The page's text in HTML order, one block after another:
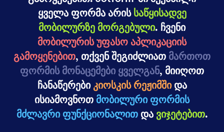
Convert Submission into PDF Document
Convert Submission into PDF Document easily.
Generate PDFs for single or multiple form
submissions.